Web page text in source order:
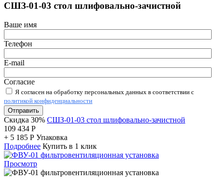
СШЗ-01-03 стол шлифовально-зачистной
Ваше имя
Телефон
E-mail
Согласие
Я согласен на обработку персональных данных в соответствии с
политикой конфиденциальности
Отправить
Скидка 30% СШЗ-01-03 стол шлифовально-зачистной
109 434 Р
+ 5 185 Р Упаковка
Подробнее Купить в 1 клик
Просмотр